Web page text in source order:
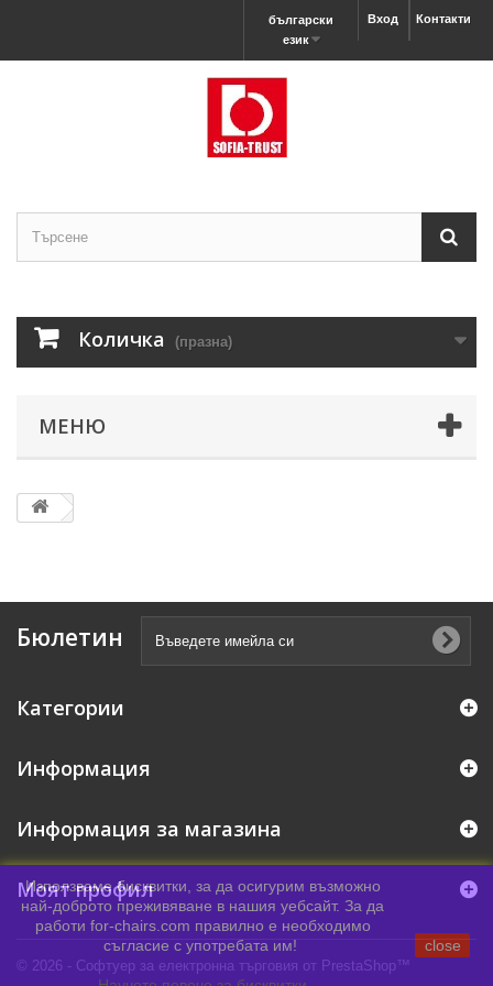
Контакти
Вход
български
език
Количка (празна)
МЕНЮ
Бюлетин
Категории
Информация
© 2026 - Софтуер за електронна търговия от PrestaShop™
Информация за магазина
Използваме бисквитки, за да осигурим възможно
най-доброто преживяване в нашия уебсайт. За да
работи for-chairs.com правилно е необходимо
съгласие с употребата им!
close
Моят профил